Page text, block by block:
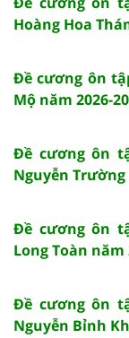
Hoàng Hoa
Đề cương ôn
Mộ năm 2026-
Đề cương ôn
Nguyễn Trường
Đề cương ôn
Long Toàn năm
Đề cương ôn
Nguyễn Bỉnh